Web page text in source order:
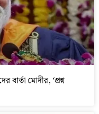
বার্তা মোদীর, ‘প্রশ্ন